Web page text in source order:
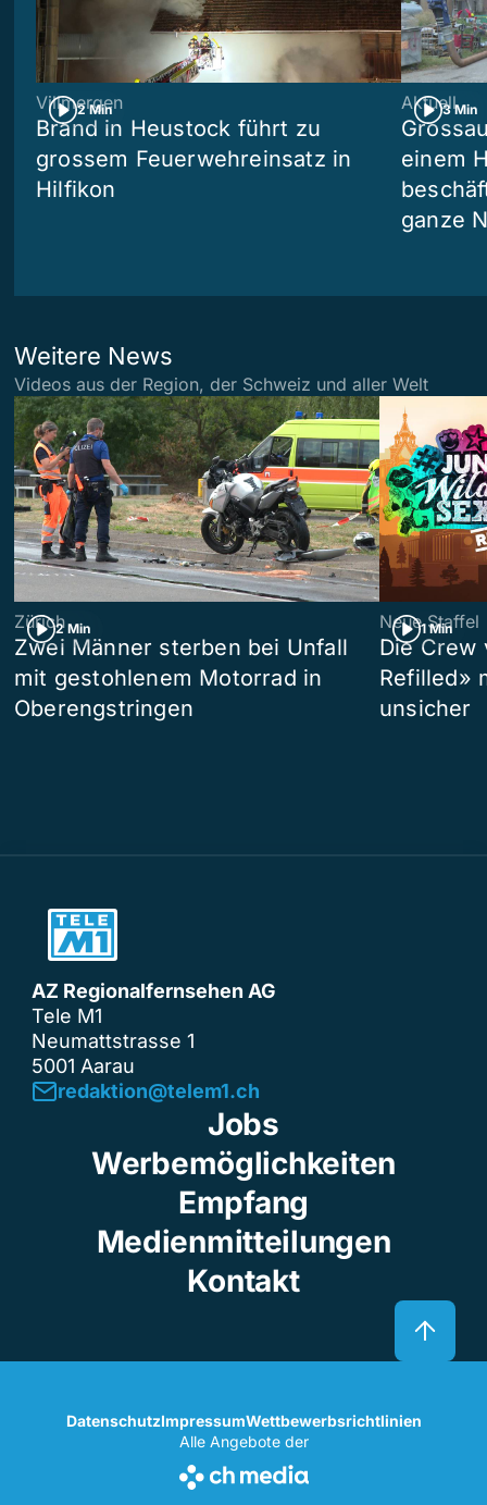
2 Min
Villmergen
Brand in Heustock führt zu
grossem Feuerwehreinsatz in
Hilfikon
3 Min
Aktuell
einem
ganze
Weitere News
Videos aus der Region, der Schweiz und aller Welt
2 Min
Zürich
Zwei Männer sterben bei Unfall
mit gestohlenem Motorrad in
Oberengstringen
1 Min
Neue Staffel
Die Crew
Refilled»
unsicher
AZ Regionalfernsehen AG
Tele M1
Neumattstrasse 1
5001 Aarau
redaktion@telem1.ch
Jobs
Werbemöglichkeiten
Empfang
Medienmitteilungen
Kontakt
DatenschutzImpressumWettbewerbsrichtlinien
Alle Angebote der